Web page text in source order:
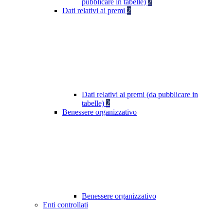
pubblicare in tabelle) 2
Dati relativi ai premi 2
Dati relativi ai premi (da pubblicare in
tabelle) 2
Benessere organizzativo
Benessere organizzativo
Enti controllati